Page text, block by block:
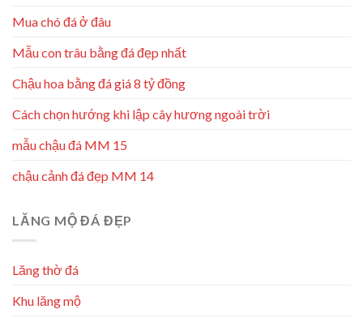
Mua chó đá ở đâu
Mẫu con trâu bằng đá đẹp nhất
Chậu hoa bằng đá giá 8 tỷ đồng
Cách chọn hướng khi lập cây hương ngoài trời
mẫu chậu đá MM 15
chậu cảnh đá đẹp MM 14
LĂNG MỘ ĐÁ ĐẸP
Lăng thờ đá
Khu lăng mộ